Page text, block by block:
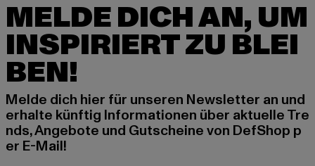
MELDE DICH AN, UM
INSPIRIERT ZU BLEI
BEN!
Melde dich hier für unseren Newsletter an und
erhalte künftig Informationen über aktuelle Tre
nds, Angebote und Gutscheine von DefShop p
er E-Mail!